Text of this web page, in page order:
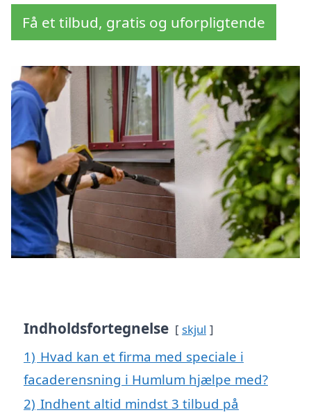
Få et tilbud, gratis og uforpligtende
Indholdsfortegnelse skjul
1) Hvad kan et firma med speciale i
facaderensning i Humlum hjælpe med?
2) Indhent altid mindst 3 tilbud på